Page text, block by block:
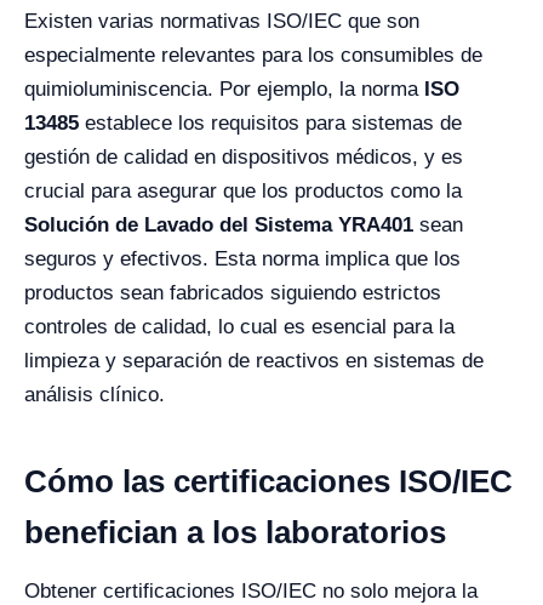
Existen varias normativas ISO/IEC que son
especialmente relevantes para los consumibles de
quimioluminiscencia. Por ejemplo, la norma ISO
13485 establece los requisitos para sistemas de
gestión de calidad en dispositivos médicos, y es
crucial para asegurar que los productos como la
Solución de Lavado del Sistema YRA401 sean
seguros y efectivos. Esta norma implica que los
productos sean fabricados siguiendo estrictos
controles de calidad, lo cual es esencial para la
limpieza y separación de reactivos en sistemas de
análisis clínico.
Cómo las certificaciones ISO/IEC
benefician a los laboratorios
Obtener certificaciones ISO/IEC no solo mejora la